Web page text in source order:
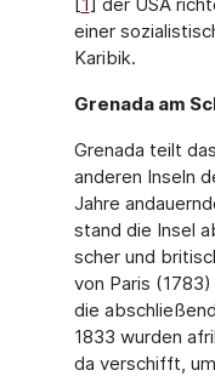
einer
Karibik.
Grenada am
Grenada teilt
anderen Inseln
Jahre
stand die Insel
scher und
von Paris
die
1833 wurden
da verschifft,